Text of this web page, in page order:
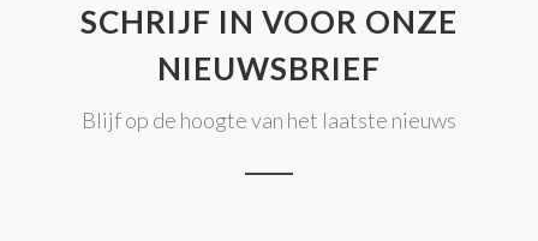
SCHRIJF IN VOOR ONZE
NIEUWSBRIEF
Blijf op de hoogte van het laatste nieuws